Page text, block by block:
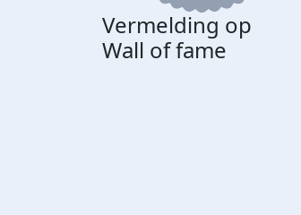
Vermelding op
Wall of fame